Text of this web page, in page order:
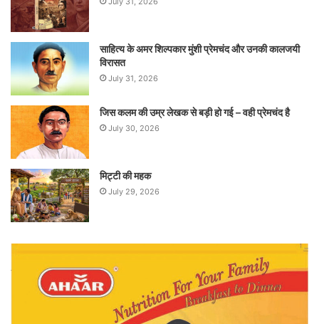
साहित्य के अमर शिल्पकार मुंशी प्रेमचंद और उनकी कालजयी
विरासत
July 31, 2026
जिस कलम की उम्र लेखक से बड़ी हो गई – वही प्रेमचंद है
July 30, 2026
मिट्टी की महक
July 29, 2026